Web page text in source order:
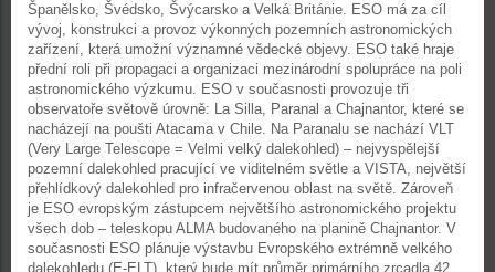
Španělsko, Švédsko, Švýcarsko a Velká Británie. ESO má za cíl
vývoj, konstrukci a provoz výkonných pozemních astronomických
zařízení, která umožní významné vědecké objevy. ESO také hraje
přední roli při propagaci a organizaci mezinárodní spolupráce na poli
astronomického výzkumu. ESO v současnosti provozuje tři
observatoře světově úrovně: La Silla, Paranal a Chajnantor, které se
nacházejí na poušti Atacama v Chile. Na Paranalu se nachází VLT
(Very Large Telescope = Velmi velký dalekohled) – nejvyspělejší
pozemní dalekohled pracující ve viditelném světle a VISTA, největší
přehlídkový dalekohled pro infračervenou oblast na světě. Zároveň
je ESO evropským zástupcem největšího astronomického projektu
všech dob – teleskopu ALMA budovaného na planině Chajnantor. V
současnosti ESO plánuje výstavbu Evropského extrémně velkého
dalekohledu (E-ELT), který bude mít průměr primárního zrcadla 42